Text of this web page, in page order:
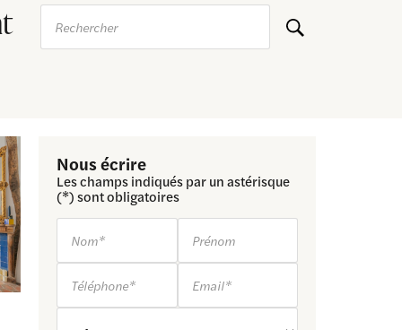
Rechercher
Nous écrire
Les champs indiqués par un astérisque
(*) sont obligatoires
Nom* Prénom
Téléphone* Email*